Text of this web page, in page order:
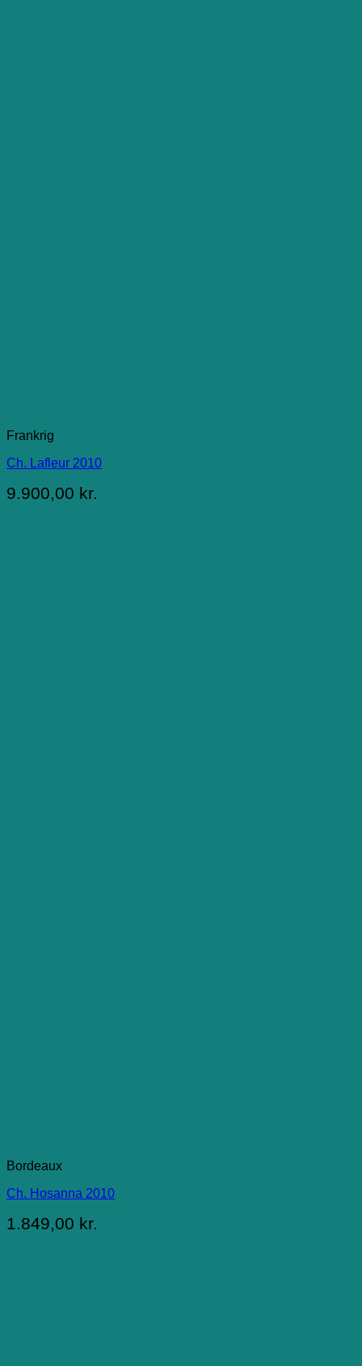
Frankrig
Ch. Lafleur 2010
9.900,00 kr.
Bordeaux
Ch. Hosanna 2010
1.849,00 kr.